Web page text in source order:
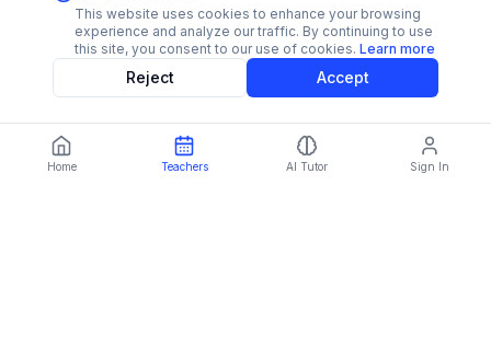
This website uses cookies to enhance your browsing
experience and analyze our traffic. By continuing to use
this site, you consent to our use of cookies. Learn more
Reject Accept
Home Teachers AI Tutor Sign In